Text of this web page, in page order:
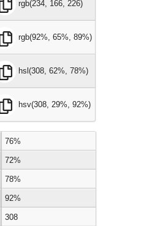
rgb(234, 166, 226)
rgb(92%, 65%, 89%)
hsl(308, 62%, 78%)
hsv(308, 29%, 92%)
76%
72%
78%
92%
308